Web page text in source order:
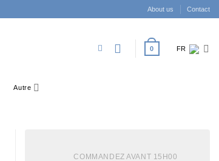
About us Contact
0 FR
Autre
COMMANDEZ AVANT 15H00